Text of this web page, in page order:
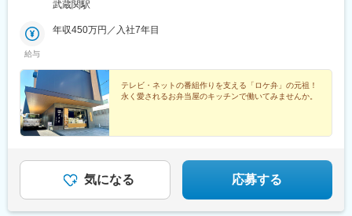
車スグ・西武新宿線「武蔵関駅」よりバスで7分、バス停「関町南
武蔵関駅
給与
年収450万円／入社7年目
テレビ・ネットの番組作りを支える「ロケ弁」の元祖！
永く愛されるお弁当屋のキッチンで働いてみませんか。
気になる 応募する